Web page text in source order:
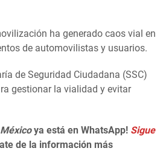
ha generado caos vial en
de automovilistas y usuarios.
de Seguridad Ciudadana (SSC)
gestionar la vialidad y evitar
ya está en WhatsApp! Sigue
de la información más